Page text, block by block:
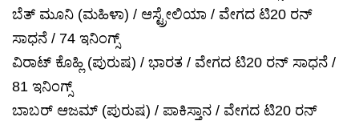
ಬೆತ್ ಮೂನಿ (ಮಹಿಳಾ) / ಆಸ್ಟ್ರೇಲಿಯಾ / ವೇಗದ ಟಿ20 ರನ್
ಸಾಧನೆ / 74 ಇನಿಂಗ್ಸ್
ವಿರಾಟ್ ಕೊಹ್ಲಿ (ಪುರುಷ) / ಭಾರತ / ವೇಗದ ಟಿ20 ರನ್ ಸಾಧನೆ /
81 ಇನಿಂಗ್ಸ್
ಬಾಬರ್ ಆಜಮ್ (ಪುರುಷ) / ಪಾಕಿಸ್ತಾನ / ವೇಗದ ಟಿ20 ರನ್